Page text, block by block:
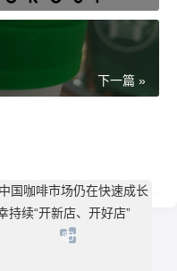
下一篇 »